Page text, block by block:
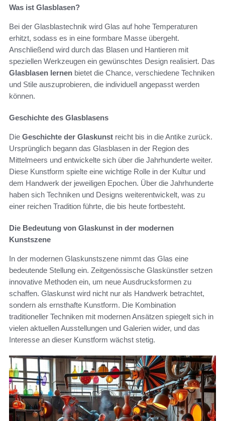
Was ist Glasblasen?
Bei der Glasblastechnik wird Glas auf hohe Temperaturen
erhitzt, sodass es in eine formbare Masse übergeht.
Anschließend wird durch das Blasen und Hantieren mit
speziellen Werkzeugen ein gewünschtes Design realisiert. Das
Glasblasen lernen bietet die Chance, verschiedene Techniken
und Stile auszuprobieren, die individuell angepasst werden
können.
Geschichte des Glasblasens
Die Geschichte der Glaskunst reicht bis in die Antike zurück.
Ursprünglich begann das Glasblasen in der Region des
Mittelmeers und entwickelte sich über die Jahrhunderte weiter.
Diese Kunstform spielte eine wichtige Rolle in der Kultur und
dem Handwerk der jeweiligen Epochen. Über die Jahrhunderte
haben sich Techniken und Designs weiterentwickelt, was zu
einer reichen Tradition führte, die bis heute fortbesteht.
Die Bedeutung von Glaskunst in der modernen
Kunstszene
In der modernen Glaskunstszene nimmt das Glas eine
bedeutende Stellung ein. Zeitgenössische Glaskünstler setzen
innovative Methoden ein, um neue Ausdrucksformen zu
schaffen. Glaskunst wird nicht nur als Handwerk betrachtet,
sondern als ernsthafte Kunstform. Die Kombination
traditioneller Techniken mit modernen Ansätzen spiegelt sich in
vielen aktuellen Ausstellungen und Galerien wider, und das
Interesse an dieser Kunstform wächst stetig.